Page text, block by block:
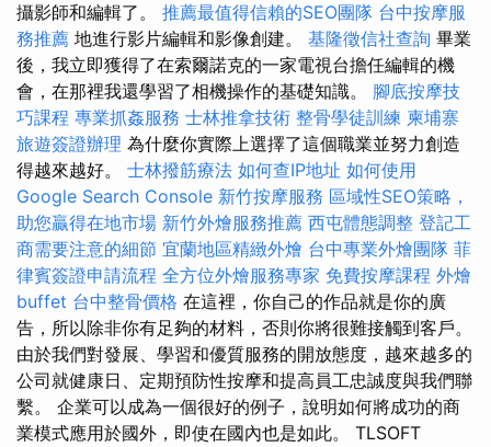
攝影師和編輯了。 推薦最值得信賴的SEO團隊 台中按摩服
務推薦 地進行影片編輯和影像創建。 基隆徵信社查詢 畢業
後，我立即獲得了在索爾諾克的一家電視台擔任編輯的機
會，在那裡我還學習了相機操作的基礎知識。 腳底按摩技
巧課程 專業抓姦服務 士林推拿技術 整骨學徒訓練 柬埔寨
旅遊簽證辦理 為什麼你實際上選擇了這個職業並努力創造
得越來越好。 士林撥筋療法 如何查IP地址 如何使用
Google Search Console 新竹按摩服務 區域性SEO策略，
助您贏得在地市場 新竹外燴服務推薦 西屯體態調整 登記工
商需要注意的細節 宜蘭地區精緻外燴 台中專業外燴團隊 菲
律賓簽證申請流程 全方位外燴服務專家 免費按摩課程 外燴
buffet 台中整骨價格 在這裡，你自己的作品就是你的廣
告，所以除非你有足夠的材料，否則你將很難接觸到客戶。
由於我們對發展、學習和優質服務的開放態度，越來越多的
公司就健康日、定期預防性按摩和提高員工忠誠度與我們聯
繫。 企業可以成為一個很好的例子，說明如何將成功的商
業模式應用於國外，即使在國內也是如此。 TLSOFT